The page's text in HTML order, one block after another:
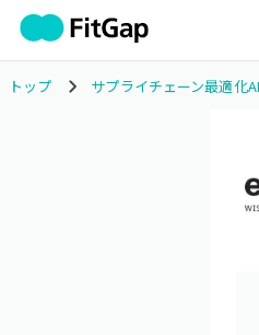
トップ サプライチェーン最適化AI